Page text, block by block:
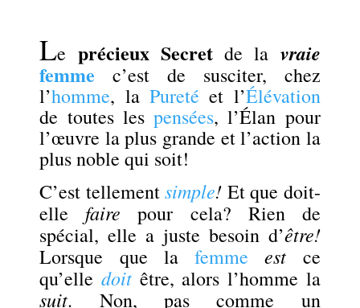
Le précieux Secretde la vraie
femme c’est de susciter, chez
l’homme, la Pureté et l’Élévation
de toutes lespensées, l’Élan pour
l’œuvre la plus grande et l’action la
plus noble qui soit!
C’est tellementsimple! Et que doit-
elle faire pour cela? Rien de
spécial, elle a juste besoin d’être!
Lorsque que lafemme est ce
qu’elledoit être, alors l’homme la
suit. Non, pas comme un